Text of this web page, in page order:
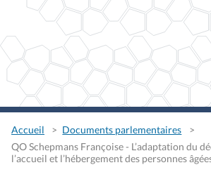
Accueil
Documents parlementaires
QO Schepmans Françoise - L’adaptation du
l’accueil et l’hébergement des personnes